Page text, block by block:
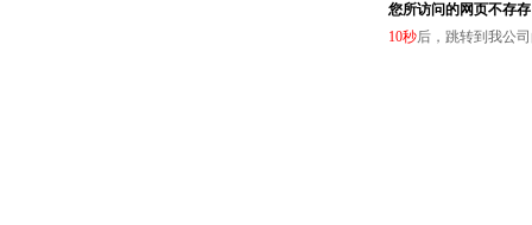
您所访问的网页不存
10秒后，跳转到我公